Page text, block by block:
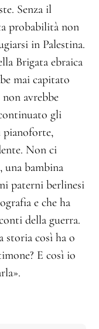
Senza il
probabilità non
in Palestina.
Brigata ebraica
mai capitato
avrebbe
gli
pianoforte,
Non ci
una bambina
paterni berlinesi
e che ha
della guerra.
storia così ha o
E così io